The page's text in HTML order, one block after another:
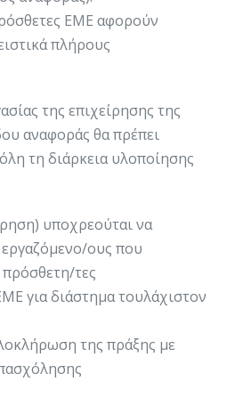
ΕΜΕ αφορούν
πλήρους
της επιχείρησης της
αναφοράς θα πρέπει
τη διάρκεια υλοποίησης
υποχρεούται να
ους που
τες
για διάστημα τουλάχιστον
της πράξης με